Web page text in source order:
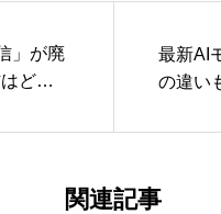
」が廃
どう
最新AI
の違い
関連記事